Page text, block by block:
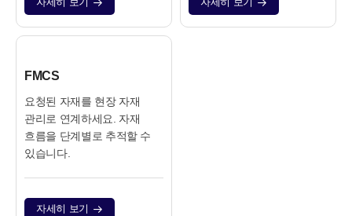
FMCS
요청된 자재를 현장 자재
관리로 연계하세요. 자재
흐름을 단계별로 추적할 수
있습니다.
자세히 보기